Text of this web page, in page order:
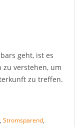
geht, ist es
verstehen, um
zu treffen.
, Stromsparend,